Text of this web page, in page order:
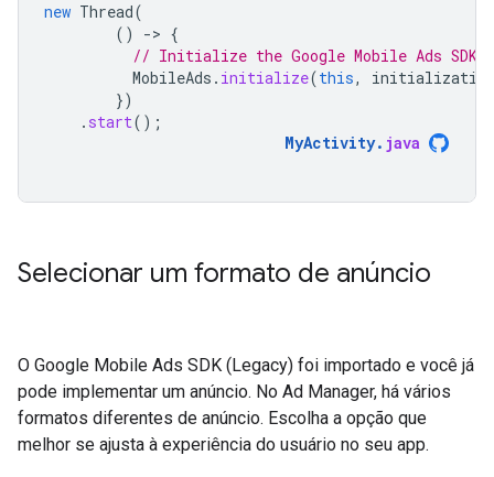
new Thread(
()
-> {
// Initialize the Google Mobile Ads SDK
MobileAds . initialize(this,
})
. start();
MyActivity. java
Selecionar um formato de anúncio
O Google Mobile Ads SDK (Legacy) foi importado e você já
pode implementar um anúncio. No Ad Manager, há vários
formatos diferentes de anúncio. Escolha a opção que
melhor se ajusta à experiência do usuário no seu app.